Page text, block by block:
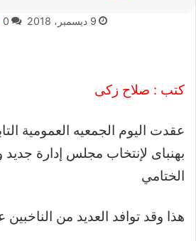
9 ديسمبر، 2018 0
كتب : صلاح زكى
عقدت اليوم الجمعيه العمومية
بهنباى لإنتخاب مجلس إدارة
الختامي
هذا وقد توافد العديد من الناخبين